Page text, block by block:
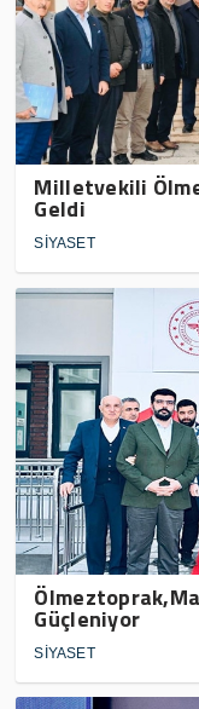
Milletvekili
Geldi
SİYASET
Güçleniyor
SİYASET